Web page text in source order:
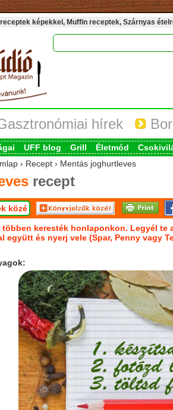
képekkel, Muffin receptek, Szárnyas
hírek
UFF blog Grill Életmód
› Recept › Mentás joghurtleves
recept
közé
többen keresték honlaponkon. Legyél te
együtt és nyerj vele (Spar, Penny vagy